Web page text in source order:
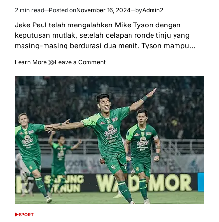
Estimated
read
time
2 min read Posted onNovember 16, 2024 byAdmin2
Jake Paul telah mengalahkan Mike Tyson dengan
keputusan mutlak, setelah delapan ronde tinju yang
masing-masing berdurasi dua menit. Tyson mampu…
Learn More Leave a Commenton
Ronde:
Jake
Paul
Kalahkan
Mike
Tyson!
POSTED
SPORT